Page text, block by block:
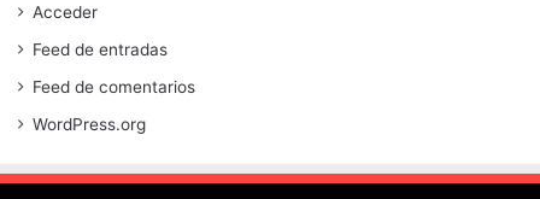
Acceder
Feed de entradas
Feed de comentarios
WordPress.org